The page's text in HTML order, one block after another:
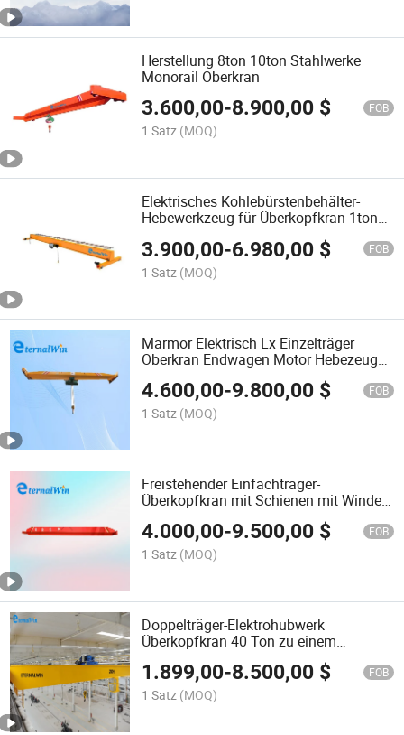
Herstellung 8ton 10ton Stahlwerke
Monorail Oberkran
3.600,00-8.900,00 $ FOB
1 Satz (MOQ)
Elektrisches Kohlebürstenbehälter-
Hebewerkzeug für Überkopfkran 1ton
3.900,00-6.980,00 $ FOB
1 Satz (MOQ)
Marmor Elektrisch Lx Einzelträger
Oberkran Endwagen Motor Hebezeug
Drahtseil Brückenkran 8 Ton 10 Ton
Preis
4.600,00-9.800,00 $ FOB
1 Satz (MOQ)
Freistehender Einfachträger-
Überkopfkran mit Schienen mit Winde
mit Haken 5 Ton 10 Ton Preis
4.000,00-9.500,00 $ FOB
1 Satz (MOQ)
Doppelträger-Elektrohubwerk
Überkopfkran 40 Ton zu einem
1.899,00-8.500,00 $ FOB
1 Satz (MOQ)